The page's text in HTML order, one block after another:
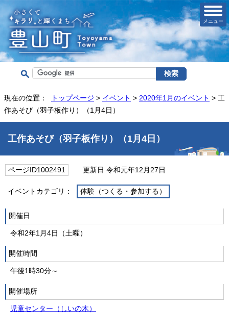
メニュー
現在の位置： トップページ > イベント > 2020年1月のイベント > 工
作あそび（羽子板作り）（1月4日）
工作あそび（羽子板作り）（1月4日）
ページID1002491 更新日 令和元年12月27日
イベントカテゴリ： 体験（つくる・参加する）
開催日
令和2年1月4日（土曜）
開催時間
午後1時30分～
開催場所
児童センター（しいの木）